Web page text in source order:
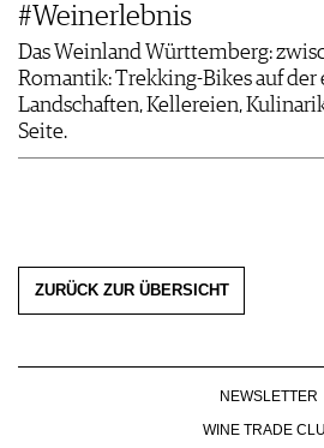
#Weinerlebnis
Das Weinland Württemberg:
Romantik: Trekking-Bikes auf der
Landschaften, Kellereien,
Seite.
ZURÜCK ZUR ÜBERSICHT
NEWSLETTER
WINE TRADE